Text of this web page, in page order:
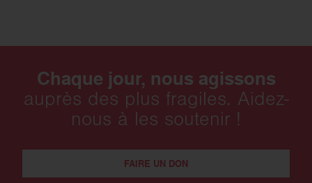
Chaque jour, nous agissons
auprès des plus fragiles. Aidez-
nous à les soutenir !
FAIRE UN DON